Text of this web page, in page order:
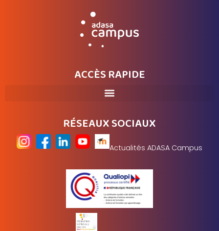
ACCÈS RAPIDE
RÉSEAUX SOCIAUX
Actualités ADASA Campus